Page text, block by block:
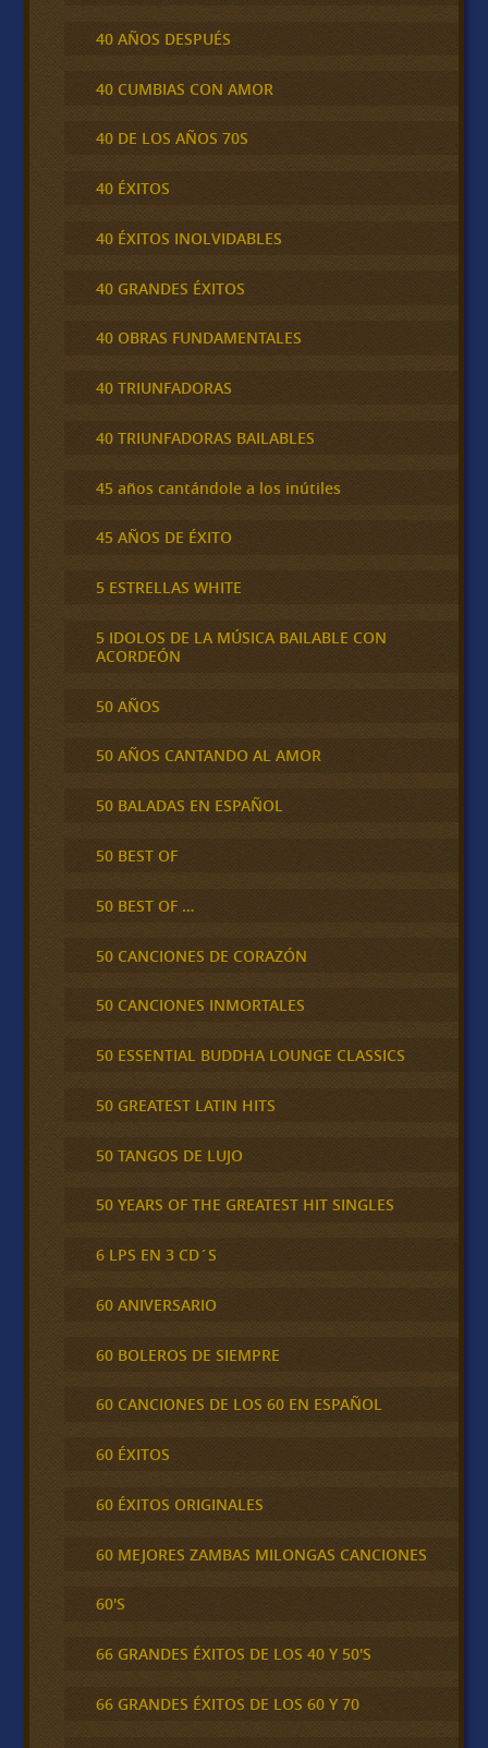
40 AÑOS DESPUÉS
40 CUMBIAS CON AMOR
40 DE LOS AÑOS 70S
40 ÉXITOS
40 ÉXITOS INOLVIDABLES
40 GRANDES ÉXITOS
40 OBRAS FUNDAMENTALES
40 TRIUNFADORAS
40 TRIUNFADORAS BAILABLES
45 años cantándole a los inútiles
45 AÑOS DE ÉXITO
5 ESTRELLAS WHITE
5 IDOLOS DE LA MÚSICA BAILABLE CON
ACORDEÓN
50 AÑOS
50 AÑOS CANTANDO AL AMOR
50 BALADAS EN ESPAÑOL
50 BEST OF
50 BEST OF …
50 CANCIONES DE CORAZÓN
50 CANCIONES INMORTALES
50 ESSENTIAL BUDDHA LOUNGE CLASSICS
50 GREATEST LATIN HITS
50 TANGOS DE LUJO
50 YEARS OF THE GREATEST HIT SINGLES
6 LPS EN 3 CD´S
60 ANIVERSARIO
60 BOLEROS DE SIEMPRE
60 CANCIONES DE LOS 60 EN ESPAÑOL
60 ÉXITOS
60 ÉXITOS ORIGINALES
60 MEJORES ZAMBAS MILONGAS CANCIONES
60'S
66 GRANDES ÉXITOS DE LOS 40 Y 50'S
66 GRANDES ÉXITOS DE LOS 60 Y 70